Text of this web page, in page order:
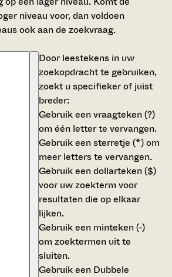
niveau voor, dan voldoen
ook aan de zoekvraag.
Door leestekens in uw
zoekopdracht te gebruiken,
zoekt u specifieker of juist
breder:
Gebruik eenvraagteken (?)
om één letter te vervangen.
Gebruik eensterretje (*)om
meer letters te vervangen.
Gebruik eendollarteken ($)
voor uw zoekterm voor
resultaten die op elkaar
lijken.
Gebruik een minteken (-)
om zoektermen uit te
sluiten.
Gebruik een Dubbele